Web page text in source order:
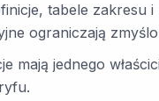
tabele zakresu i
ograniczają
mają jednego